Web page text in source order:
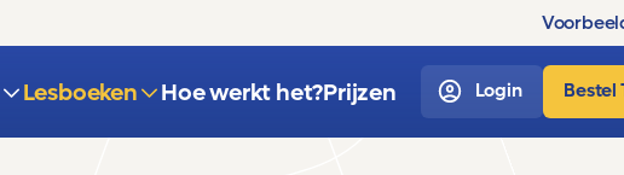
Lesboeken Hoe werkt het?Prijzen Login Bestel